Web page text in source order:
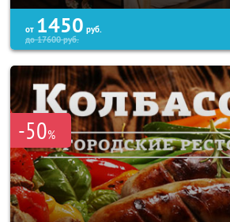
от 1450 руб.
до17600руб.
-50%